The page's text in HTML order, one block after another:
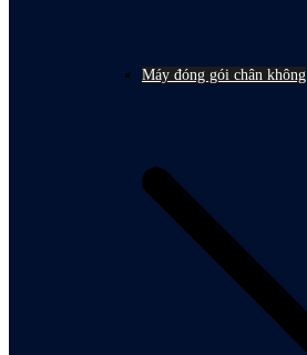
Máy đóng gói chân không